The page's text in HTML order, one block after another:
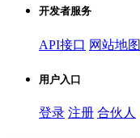
开发者服务
API接口 网站地图
用户入口
登录 注册 合伙人